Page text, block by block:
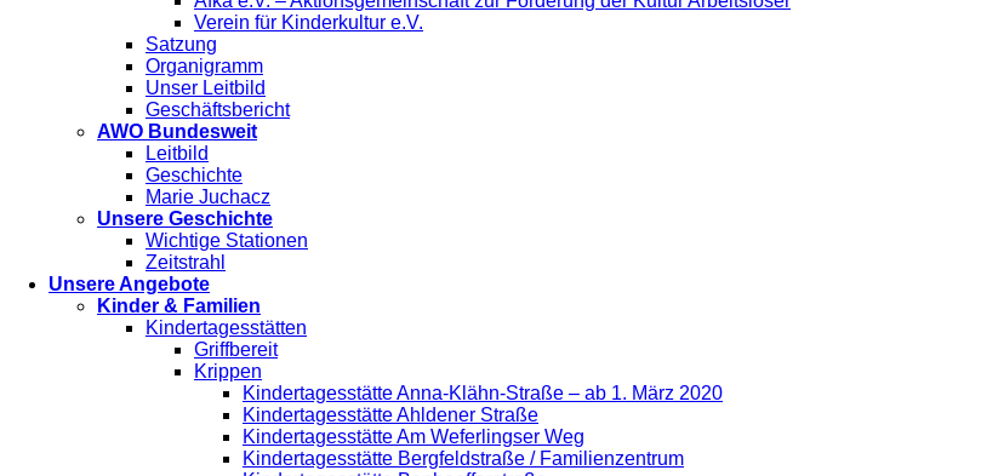
Verein für Kinderkultur e.V.
Satzung
Organigramm
Unser Leitbild
Geschäftsbericht
AWO Bundesweit
Leitbild
Geschichte
Marie Juchacz
Unsere Geschichte
Wichtige Stationen
Zeitstrahl
Unsere Angebote
Kinder & Familien
Kindertagesstätten
Griffbereit
Krippen
Kindertagesstätte Anna-Klähn-Straße – ab 1. März 2020
Kindertagesstätte Ahldener Straße
Kindertagesstätte Am Weferlingser Weg
Kindertagesstätte Bergfeldstraße / Familienzentrum